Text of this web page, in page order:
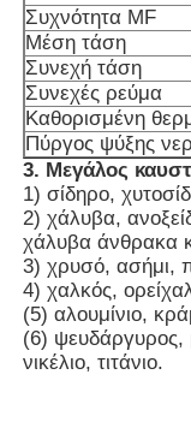
Ποιοτικός
Μας ελάτε σε
Ειδήσεις
Περιπτώσεις
Ζητήστε ένα
Συχνότητα MF
Μέση τάση
Συνεχή τάση
Συνεχές ρεύμα
Καθορισμένη
Πύργος ψύξης
3. Μεγάλος
1) σίδηρο,
2) χάλυβα,
χάλυβα άνθρακα
3) χρυσό, ασήμι,
4) χαλκός,
(5) αλουμίνιο,
(6) ψευδάργυρος,
νικέλιο, τιτάνιο.